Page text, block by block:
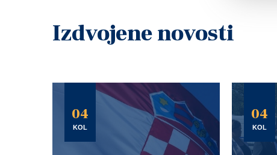
Izdvojene novosti
04
KOL
04
KOL